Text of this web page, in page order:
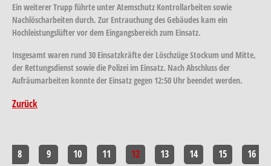
Ein weiterer Trupp führte unter Atemschutz Kontrollarbeiten sowie
Nachlöscharbeiten durch. Zur Entrauchung des Gebäudes kam ein
Hochleistungslüfter vor dem Eingangsbereich zum Einsatz.
Insgesamt waren rund 30 Einsatzkräfte der Löschzüge Stockum und Mitte,
der Rettungsdienst sowie die Polizei im Einsatz. Nach Abschluss der
Aufräumarbeiten konnte der Einsatz gegen 12:50 Uhr beendet werden.
Zurück
8 9 10 11 12 13 14 15 16